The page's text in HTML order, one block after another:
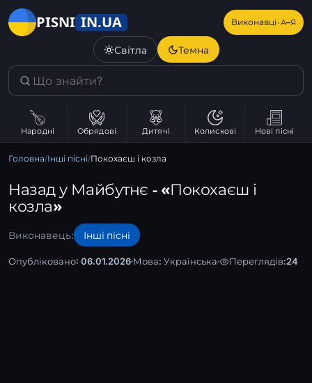
PISNI IN.UA Виконавці·А–Я
Світла Темна
Народні Обрядові Дитячі Колискові Нові пісні
Головна/Інші пісні/Покохаєш і козла
Назад у Майбутнє - «Покохаєш і
козла»
Виконавець: Інші пісні
Опубліковано: 06.01.2026 Мова: Українська Переглядів:24